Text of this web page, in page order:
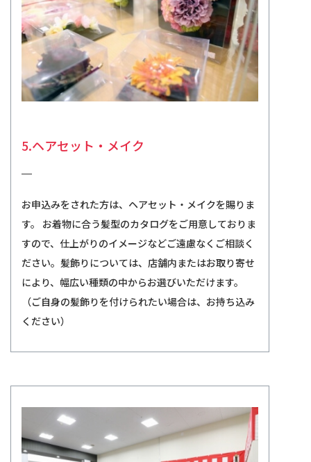
5.ヘアセット・メイク
お申込みをされた方は、ヘアセット・メイクを賜りま
す。 お着物に合う髪型のカタログをご用意しておりま
すので、仕上がりのイメージなどご遠慮なくご相談く
ださい。髪飾りについては、店舗内またはお取り寄せ
により、幅広い種類の中からお選びいただけます。
（ご自身の髪飾りを付けられたい場合は、お持ち込み
ください）